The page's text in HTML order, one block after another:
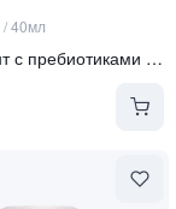
/40мл
Дезодорант с пребиотиками "Душистая вербена"